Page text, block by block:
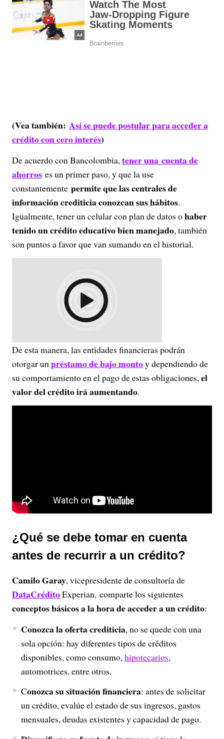
(Vea también: Así se puede postular para acceder a
crédito con cero interés)
De acuerdo con Bancolombia,tener una cuenta de
ahorros es un primer paso, y que la use
constantemente permite que las centrales de
información crediticia conozcan sus hábitos.
Igualmente, tener un celular con plan de datos ohaber
tenido un crédito educativo bien manejado, también
son puntos a favor que van sumando en el historial.
De esta manera, las entidades financieras podrán
otorgar unpréstamo de bajo montoy dependiendo de
su comportamiento en el pago de estas obligaciones,el
valor del crédito irá aumentando.
¿Qué se debe tomar en cuenta
antes de recurrir a un crédito?
Camilo Garay, vicepresidente de consultoría de
DataCréditoExperian, comparte los siguientes
conceptos básicos a la hora de acceder a un crédito:
Conozca la oferta crediticia, no se quede con una
sola opción: hay diferentes tipos de créditos
disponibles, como consumo,hipotecarios,
automotrices, entre otros.
Conozca su situación financiera: antes de solicitar
un crédito, evalúe el estado de sus ingresos, gastos
mensuales, deudas existentes y capacidad de pago.